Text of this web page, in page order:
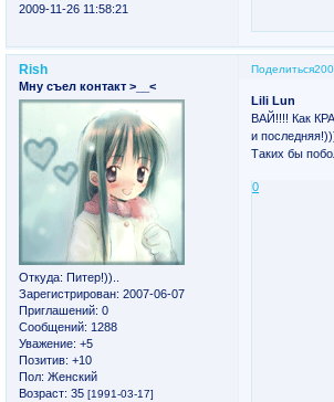
2009-11-26 11:58:21
Поделиться
Rish
Мну съел контакт >__<
Откуда: Питер!))..
Зарегистрирован: 2007-06-07
Приглашений: 0
Сообщений: 1288
Уважение: +5
Позитив: +10
Пол: Женский
Возраст: 35 [1991-03-17]
Lili Lun
ВАЙ!!!! Как
и
Таких бы
0